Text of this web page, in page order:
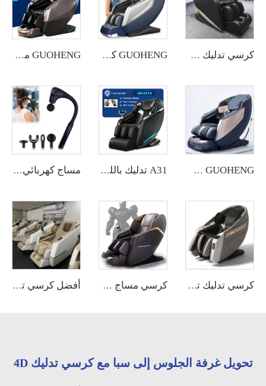
كرسي تدليك A31 4D بشياطسو وجاذبية صفرية مع تسخين كهربائي GUOHENG كرسي تدليك كهربائي فاخر لجسم كامل بتكنولوجيا الصفر الجاذبية والموسيقى 4D، أريكة تدليك كهربائية مسار SL كبير GUOHENG مبيعات ساخنة بالجملة كرسي تدليك فاخر كهربائي مسار SL زيرو جرايفيتي تدليك الشياتسو الموسيقي للجسم بالكامل 4D
GUOHENG شياطسو عجن صفر جاذبية كرسي تدليك 4D منتج جديد 2024 كرسي تدليك بالكامل باستخدام أكياس هوائية فاخر A31 تدليك باللمس شاشة كهربائية 8D ذو جاذبية صفرية كرسي فاخر لتدليك الجسم بالكامل سعر كرسي التدليك مساج كهربائي عميق لل Tissue بمقصورة يدوية ومقبض منحني للظهر مع 4 رؤوس تدليك قابلة للتعديل شدة التدليك مطرقة تدليك
كرسي تدليك تجاري يعمل بالعملات والأوراق النقدية مع نظام تطبيق APP ماكينة بيع آلي كرسي مساج روبوت للتحكم في الساقين سيلون مساج ذو جاذبية صفرية كهربائي 4D للظهر والرقبة من دبي تك مع حركات للساقين أفضل كرسي تدليك جلدي بنظام تتبع SL بتقنية 4D، وأفضل كرسي تدليك صفر جاذبية للقدم والمقعد، منتج عالي الجودة، كرسي تدليك كهربائي لجميع أنحاء الجسم
تحويل غرفة الجلوس إلى سبا مع كرسي تدليك 4D